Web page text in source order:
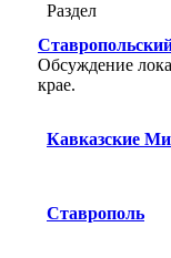
Раздел
Обсуждение
крае.
Кавказские
Ставрополь